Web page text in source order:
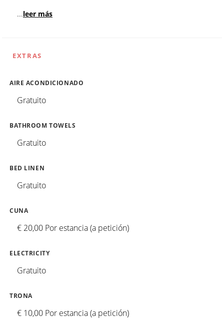
...leer más
EXTRAS
AIRE ACONDICIONADO
Gratuito
BATHROOM TOWELS
Gratuito
BED LINEN
Gratuito
CUNA
€ 20,00 Por estancia (a petición)
ELECTRICITY
Gratuito
TRONA
€ 10,00 Por estancia (a petición)